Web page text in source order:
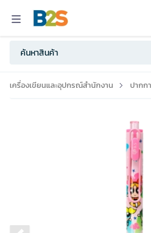
เครื่องเขียนและอุปกรณ์สำนักงาน ปากก